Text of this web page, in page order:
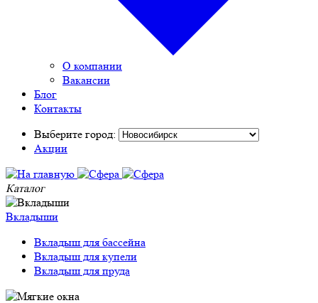
О компании
Вакансии
Блог
Контакты
Выберите город:
Акции
Каталог
Вкладыши
Вкладыш для бассейна
Вкладыш для купели
Вкладыш для пруда